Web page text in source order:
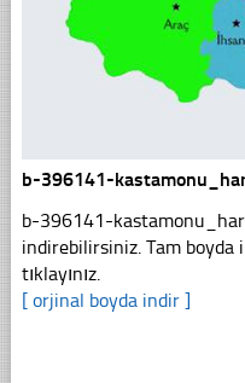
b-396141-
b-396141-
indirebilirsiniz. Tam boyda
tıklayınız.
[ orjinal boyda indir ]